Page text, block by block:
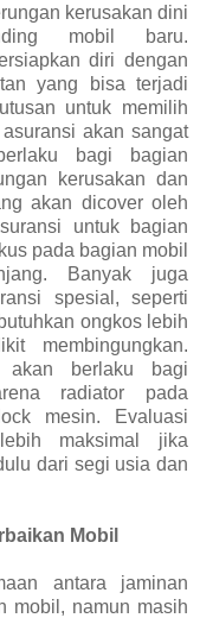
kerusakan dini
mobil baru.
diri dengan
yang bisa terjadi
untuk memilih
akan sangat
bagi bagian
kerusakan dan
akan dicover oleh
untuk bagian
pada bagian mobil
Banyak juga
spesial, seperti
ongkos lebih
membingungkan.
akan berlaku bagi
radiator pada
mesin. Evaluasi
maksimal jika
dari segi usia dan
Mobil
antara jaminan
mobil, namun masih